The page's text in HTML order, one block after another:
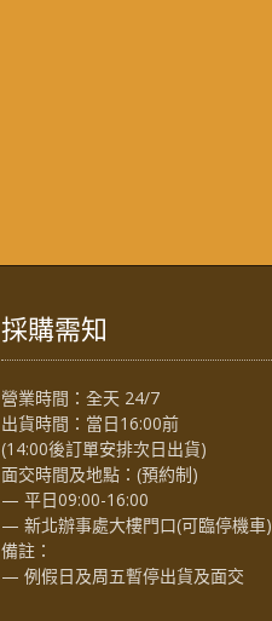
採購需知
營業時間：全天 24/7
出貨時間：當日16:00前
(14:00後訂單安排次日出貨)
面交時間及地點：(預約制)
— 平日09:00-16:00
— 新北辦事處大樓門口(可臨停機車)
備註：
— 例假日及周五暫停出貨及面交